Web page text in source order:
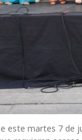
este martes 7 de